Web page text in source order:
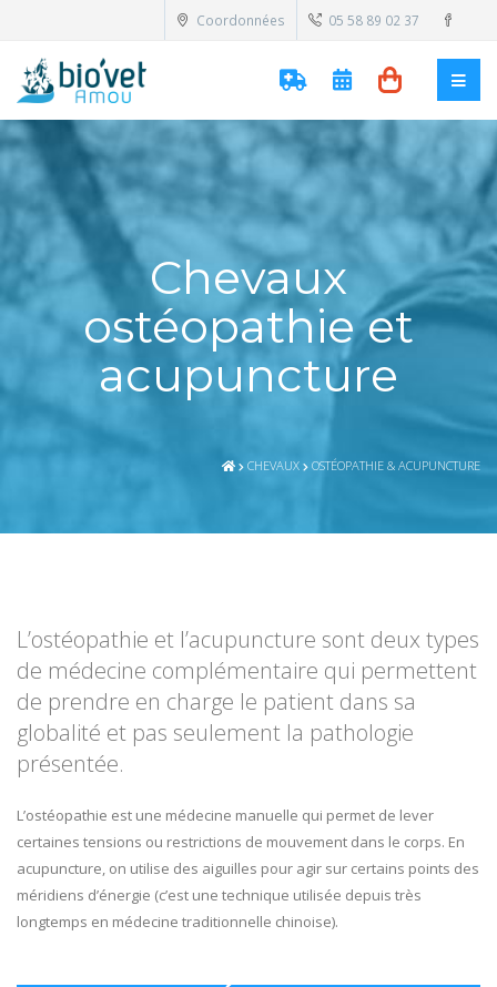
Coordonnées 05 58 89 02 37
Chevaux
ostéopathie et
acupuncture
CHEVAUX OSTÉOPATHIE & ACUPUNCTURE
L’ostéopathie et l’acupuncture sont deux types
de médecine complémentaire qui permettent
de prendre en charge le patient dans sa
globalité et pas seulement la pathologie
présentée.
L’ostéopathie est une médecine manuelle qui permet de lever
certaines tensions ou restrictions de mouvement dans le corps. En
acupuncture, on utilise des aiguilles pour agir sur certains points des
méridiens d’énergie (c’est une technique utilisée depuis très
longtemps en médecine traditionnelle chinoise).